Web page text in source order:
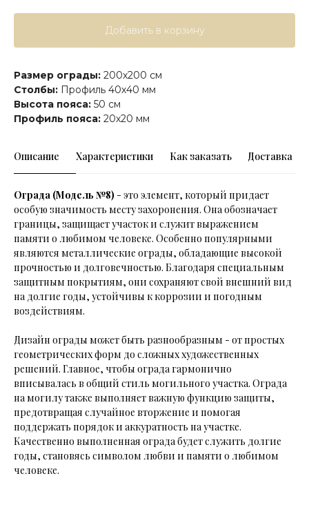
Добавить в корзину
Размер ограды: 200х200 см
Столбы: Профиль 40х40 мм
Высота пояса: 50 см
Профиль пояса: 20х20 мм
Описание Характеристики Как заказать Доставка
Ограда (Модель №8) - это элемент, который придает
особую значимость месту захоронения. Она обозначает
границы, защищает участок и служит выражением
памяти о любимом человеке. Особенно популярными
являются металлические ограды, обладающие высокой
прочностью и долговечностью. Благодаря специальным
защитным покрытиям, они сохраняют свой внешний вид
на долгие годы, устойчивы к коррозии и погодным
воздействиям.
Дизайн ограды может быть разнообразным - от простых
геометрических форм до сложных художественных
решений. Главное, чтобы ограда гармонично
вписывалась в общий стиль могильного участка. Ограда
на могилу также выполняет важную функцию защиты,
предотвращая случайное вторжение и помогая
поддержать порядок и аккуратность на участке.
Качественно выполненная ограда будет служить долгие
годы, становясь символом любви и памяти о любимом
человеке.